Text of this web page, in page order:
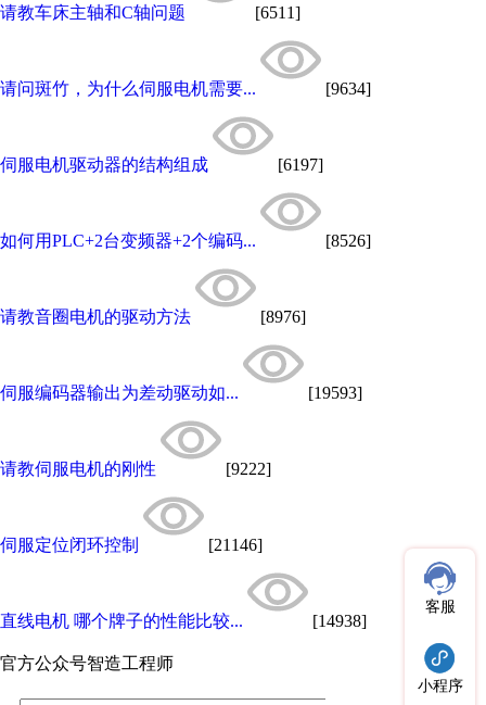
请教车床主轴和C轴问题 [6511]
请问斑竹，为什么伺服电机需要... [9634]
伺服电机驱动器的结构组成 [6197]
如何用PLC+2台变频器+2个编码... [8526]
请教音圈电机的驱动方法 [8976]
伺服编码器输出为差动驱动如... [19593]
请教伺服电机的刚性 [9222]
伺服定位闭环控制 [21146]
直线电机 哪个牌子的性能比较... [14938]
官方公众号智造工程师
客服
小程序